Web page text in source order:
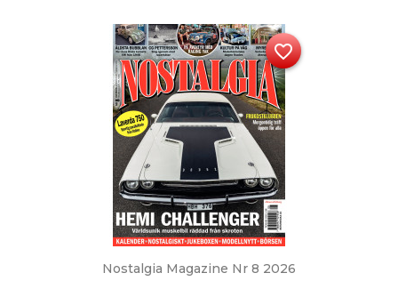
Nostalgia Magazine Nr 8 2026
favorite_border